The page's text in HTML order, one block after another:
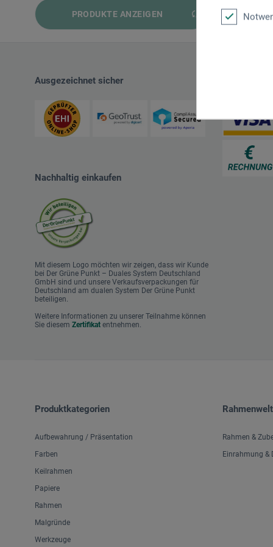
und mehr
PRODUKTE ANZEIGEN
Ausgezeichnet sicher
Nachhaltig einkaufen
Mit diesem Logo möchten wir zeigen, dass wir Kunde
bei Der Grüne Punkt – Duales System Deutschland
GmbH sind und unsere Verkaufsverpackungen für
Deutschland am dualen System Der Grüne Punkt
beteiligen.
Weitere Informationen zu unserer Teilnahme können
Sie diesem Zertifikat entnehmen.
Produktkategorien
Aufbewahrung / Präsentation
Farben
Keilrahmen
Papiere
Rahmen
Malgründe
Werkzeuge
Rahmenwelt
Rahmen &
Einrahmung &